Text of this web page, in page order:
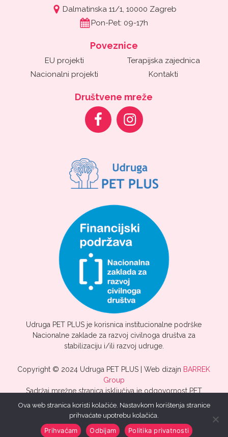
Dalmatinska 11/1, 10000 Zagreb
Pon-Pet: 09-17h
Poveznice
EU projekti
Nacionalni projekti
Terapijska zajednica
Kontakti
Društvene mreže
Udruga PET PLUS je korisnica institucionalne podrške
Nacionalne zaklade za razvoj civilnoga društva za
stabilizaciju i/ili razvoj udruge.
Copyright © 2024 Udruga PET PLUS | Web dizajn BARREK
Group
Sadržaj mrežne stranica isključiva je odgovornost PET
PLUS.
Ova web stranica koristi kolačiće. Nastavkom korištenja stranice
prihvaćate upotrebu kolačića.
Prihvaćam Odbijam Politika privatnosti